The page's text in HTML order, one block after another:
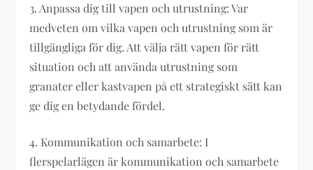
3. Anpassa dig till vapen och utrustning: Var
medveten om vilka vapen och utrustning som är
tillgängliga för dig. Att välja rätt vapen för rätt
situation och att använda utrustning som
granater eller kastvapen på ett strategiskt sätt kan
ge dig en betydande fördel.
4. Kommunikation och samarbete: I
flerspelarlägen är kommunikation och samarbete